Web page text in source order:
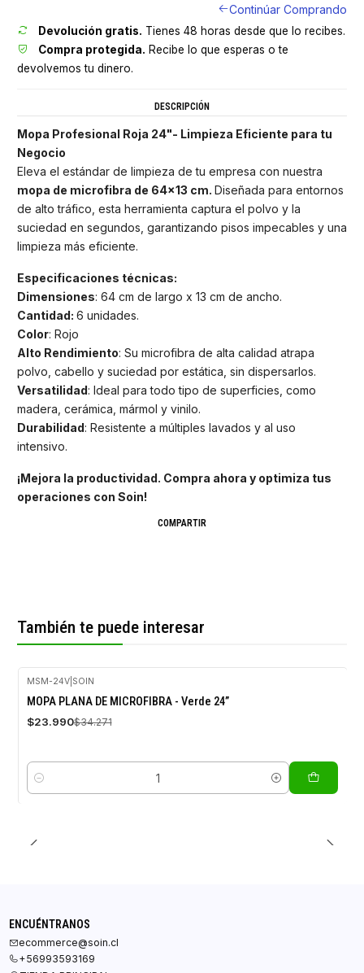
Continúar Comprando
Devolución gratis. Tienes 48 horas desde que lo recibes.
Compra protegida. Recibe lo que esperas o te
devolvemos tu dinero.
DESCRIPCIÓN
Mopa Profesional Roja 24"- Limpieza Eficiente para tu
Negocio
Eleva el estándar de limpieza de tu empresa con nuestra
mopa de microfibra de 64x13 cm. Diseñada para entornos
de alto tráfico, esta herramienta captura el polvo y la
suciedad en segundos, garantizando pisos impecables y una
limpieza más eficiente.
Especificaciones técnicas:
Dimensiones: 64 cm de largo x 13 cm de ancho.
Cantidad: 6 unidades.
Color: Rojo
Alto Rendimiento: Su microfibra de alta calidad atrapa
polvo, cabello y suciedad por estática, sin dispersarlos.
Versatilidad: Ideal para todo tipo de superficies, como
madera, cerámica, mármol y vinilo.
Durabilidad: Resistente a múltiples lavados y al uso
intensivo.
¡Mejora la productividad. Compra ahora y optimiza tus
operaciones con Soin!
COMPARTIR
También te puede interesar
-30%
OFF
MSM-24V| SOIN
MOPA PLANA DE MICROFIBRA - Verde 24”
$23.990$34.271
Cantidad
ENCUÉNTRANOS
ecommerce@soin.cl
+56993593169